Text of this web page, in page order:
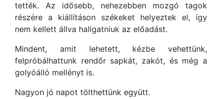
tették. Az idősebb, nehezebben mozgó tagok
részére a kiállításon székeket helyeztek el, így
nem kellett állva hallgatniuk az előadást.
Mindent, amit lehetett, kézbe vehettünk,
felpróbálhattunk rendőr sapkát, zakót, és még a
golyóálló mellényt is.
Nagyon jó napot tölthettünk együtt.